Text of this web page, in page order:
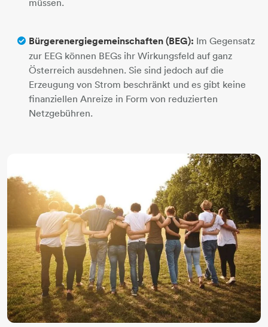
Bürgerenergiegemeinschaften (BEG): Im Gegensatz
zur EEG können BEGs ihr Wirkungsfeld auf ganz
Österreich ausdehnen. Sie sind jedoch auf die
Erzeugung von Strom beschränkt und es gibt keine
finanziellen Anreize in Form von reduzierten
Netzgebühren.